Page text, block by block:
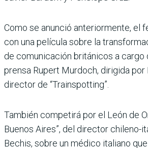
Como se anunció anteriormente, el
con una película sobre la
de comunicación británicos a cargo
prensa Rupert Murdoch, dirigida por
director de “Trainspotting”.
También competirá por el León de
Buenos Aires”, del director chileno-
Bechis, sobre un médico italiano